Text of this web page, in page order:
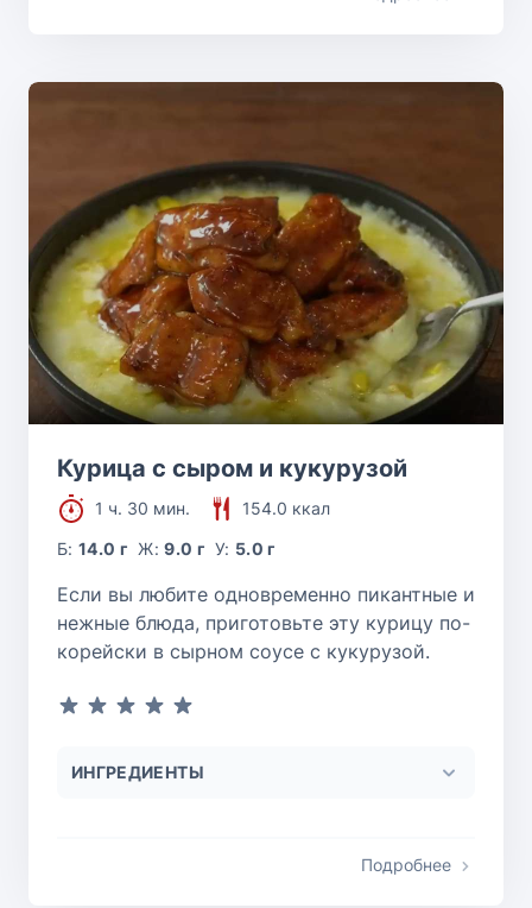
Курица с сыром и кукурузой
1 ч. 30 мин.
154.0 ккал
Б:14.0 г Ж:9.0 г У: 5.0 г
Если вы любите одновременно пикантные и
нежные блюда, приготовьте эту курицу по-
корейски в сырном соусе с кукурузой.
ИНГРЕДИЕНТЫ
Подробнее